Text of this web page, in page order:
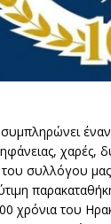
συλλόγου
χρόνια του